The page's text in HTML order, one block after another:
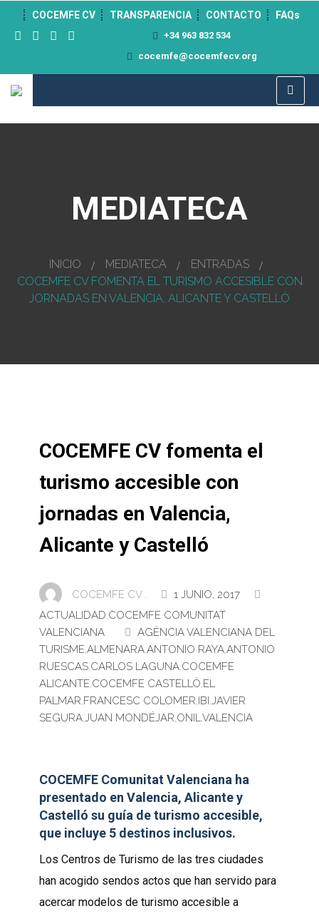
COCEMFE CV TRANSPARENCIA CONTACTO FAQs
+34 963 832 534
cocemfe@cocemfecv.org
MEDIATECA
INICIO MEDIATECA
ENTRADAS
COCEMFE CV FOMENTA EL TURISMO ACCESIBLE CON
JORNADAS EN VALENCIA, ALICANTE Y CASTELLÓ
COCEMFE CV fomenta el
turismo accesible con
jornadas en Valencia,
Alicante y Castelló
COCEMFE CV .
1 JUNIO, 2017
ACTUALIDAD,COCEMFE COMUNITAT
VALENCIANA
AGÈNCIA VALENCIANA DEL
TURISME,ALMENARA,ANTONIO RAYA,ANTONIO
RUESCAS,CARLOS LAGUNA,COCEMFE
ALICANTE,COCEMFE CASTELLÓ,EL
PALMAR,FRANCESC COLOMER,IBI,JAVIER
SEGURA,JUAN MONDÉJAR,ONIL,VALENCIA
COCEMFE Comunitat Valenciana ha
presentado en Valencia, Alicante y
Castelló su guía de turismo accesible,
que incluye 5 destinos inclusivos.
Los Centros de Turismo de las tres ciudades
han acogido sendos actos que han servido para
acercar modelos de turismo accesible a